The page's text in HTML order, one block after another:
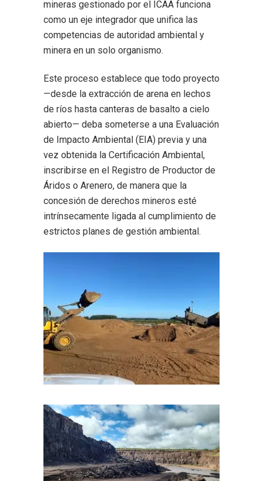
mineras gestionado por el ICAA funciona
como un eje integrador que unifica las
competencias de autoridad ambiental y
minera en un solo organismo.
Este proceso establece que todo proyecto
—desde la extracción de arena en lechos
de ríos hasta canteras de basalto a cielo
abierto— deba someterse a una Evaluación
de Impacto Ambiental (EIA) previa y una
vez obtenida la Certificación Ambiental,
inscribirse en el Registro de Productor de
Áridos o Arenero, de manera que la
concesión de derechos mineros esté
intrínsecamente ligada al cumplimiento de
estrictos planes de gestión ambiental.